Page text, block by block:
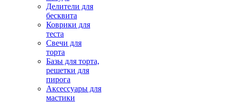
Делители для
бесквита
Коврики для
теста
Свечи для
торта
Базы для торта,
решетки для
пирога
Аксессуары для
мастики